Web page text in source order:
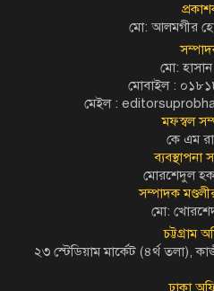
মো: আলমগীর
মো:
মোবাইল :
মেইল :
মফস্বল
কে এম
ব্যবস্থাপনা
মোরশেদুল
সম্পাদক
মো:
চট্টগ্রাম
২৩ স্টেডিয়াম মার্কেট (৪র্থ তলা),
ঢাকা